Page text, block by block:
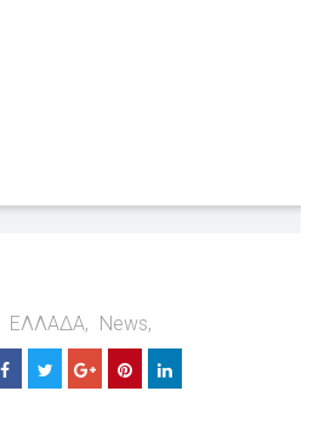
ΕΛΛΑΔΑ, News,